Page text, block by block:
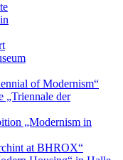
of Modernism“
„Triennale der
„Modernism in
at BHROX“